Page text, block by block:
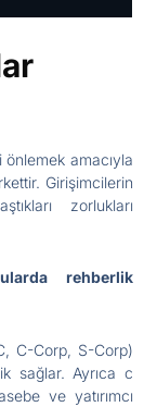
amacıyla
Girişimcilerin
zorlukları
rehberlik
C-Corp, S-Corp)
sağlar. Ayrıca c
ve yatırımcı